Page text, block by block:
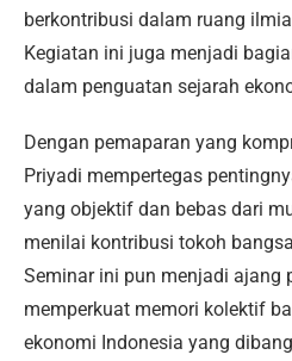
berkontribusi dalam ruang
Kegiatan ini juga menjadi
dalam penguatan sejarah
Dengan pemaparan yang
Priyadi mempertegas
yang objektif dan bebas dari
menilai kontribusi tokoh
Seminar ini pun menjadi ajang
memperkuat memori kolektif
ekonomi Indonesia yang